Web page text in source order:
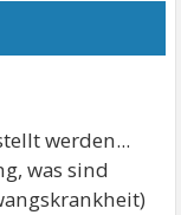
werden...
was sind